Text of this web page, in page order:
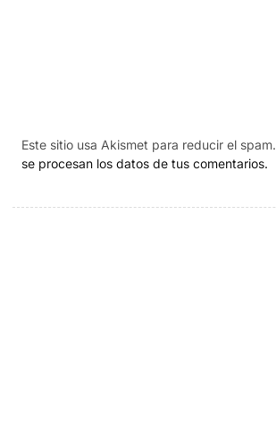
Este sitio usa Akismet para reducir el spam.
se procesan los datos de tus comentarios.